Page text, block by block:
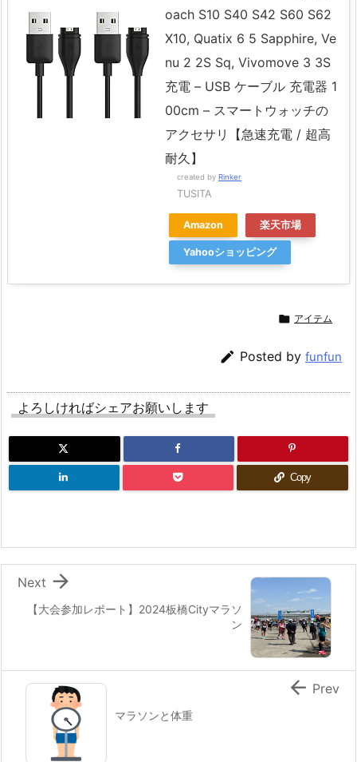
oach S10 S40 S42 S60 S62
X10, Quatix 6 5 Sapphire, Ve
nu 2 2S Sq, Vivomove 3 3S
充電 – USB ケーブル 充電器 1
00cm – スマートウォッチの
アクセサリ【急速充電 / 超高
耐久】
created by Rinker
TUSITA
Amazon 楽天市場
Yahooショッピング
 アイテム
 Posted by funfun
よろしければシェアお願いします
Copy
【大会参加レポート】2024板橋Cityマラソ
ン

Next
マラソンと体重
 Prev